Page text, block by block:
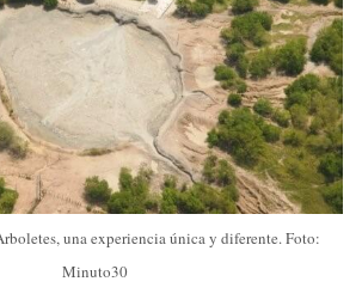
una experiencia única y diferente. Foto:
Minuto30